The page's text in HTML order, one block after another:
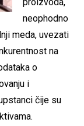
neophodno
meda, uvezati
na
o
i
čije su